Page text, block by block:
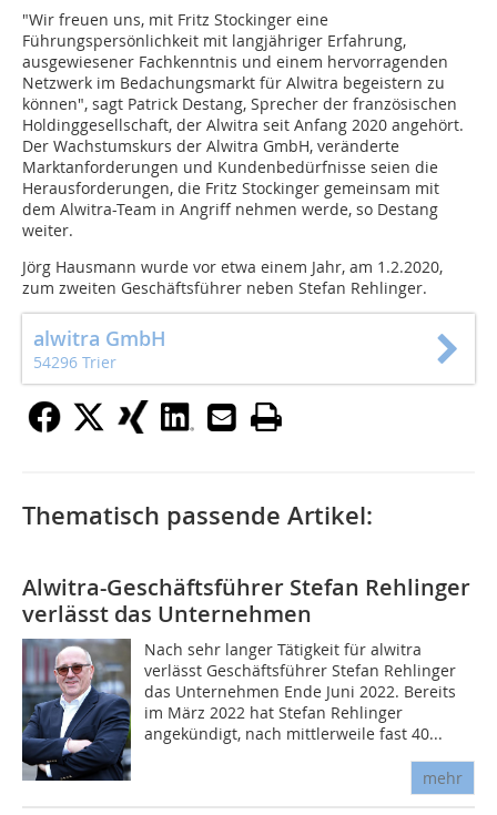
"Wir freuen uns, mit Fritz Stockinger eine
Führungspersönlichkeit mit langjähriger Erfahrung,
ausgewiesener Fachkenntnis und einem hervorragenden
Netzwerk im Bedachungsmarkt für Alwitra begeistern zu
können", sagt Patrick Destang, Sprecher der französischen
Holdinggesellschaft, der Alwitra seit Anfang 2020 angehört.
Der Wachstumskurs der Alwitra GmbH, veränderte
Marktanforderungen und Kundenbedürfnisse seien die
Herausforderungen, die Fritz Stockinger gemeinsam mit
dem Alwitra-Team in Angriff nehmen werde, so Destang
weiter.
Jörg Hausmann wurde vor etwa einem Jahr, am 1.2.2020,
zum zweiten Geschäftsführer neben Stefan Rehlinger.
alwitra GmbH
54296 Trier
Thematisch passende Artikel:
Alwitra-Geschäftsführer Stefan Rehlinger
verlässt das Unternehmen
Nach sehr langer Tätigkeit für alwitra
verlässt Geschäftsführer Stefan Rehlinger
das Unternehmen Ende Juni 2022. Bereits
im März 2022 hat Stefan Rehlinger
angekündigt, nach mittlerweile fast 40...
mehr